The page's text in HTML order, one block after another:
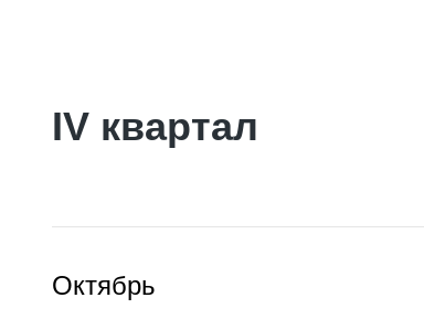
IV квартал
Октябрь